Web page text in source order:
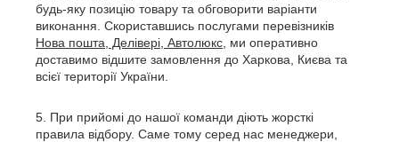
будь-яку позицію товару та обговорити варіанти
виконання. Скориставшись послугами перевізників
Нова пошта, Делівері, Автолюкс , ми оперативно
доставимо відшите замовлення до Харкова, Києва та
всієї території України.
При прийомі до нашої команди діють жорсткі
правила відбору. Саме тому серед нас менеджери,